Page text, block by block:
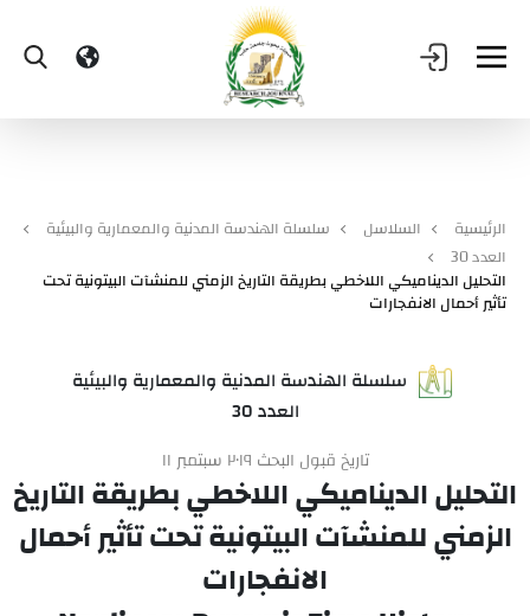
الرئيسية السلاسل
سلسلة الهندسة المدنية والمعمارية والبيئية
العدد 30
التحليل الديناميكي اللاخطي بطريقة التاريخ الزمني للمنشآت البيتونية تحت
تأثير أحمال الانفجارات
سلسلة الهندسة المدنية والمعمارية والبيئية
العدد 30
تاريخ قبول البحث ٢٠١٩ سبتمبر ١١
التحليل الديناميكي اللاخطي بطريقة التاريخ
الزمني للمنشآت البيتونية تحت تأثير أحمال
الانفجارات